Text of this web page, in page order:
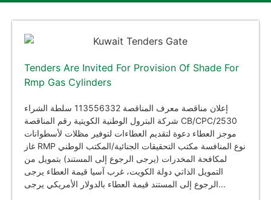
Tenders Are Invited For Provision Of Shade For
Rmp Gas Cylinders
إعلان مناقصة معرف المناقصة 113556332 سلطة الشراء
شركة البترول الوطنية الكويتية رقم المناقصة CB/CPC/2530
موجز العطاء دعوة لتقديم العطاءات لتوفير مظلات لأسطوانات
غاز RMP نوع المنافسة مكتب التحقيقات الجنائية/المكتب الوطني
لمكافحة المخدرات (يرجى الرجوع إلى المستند) بتمويل من
التمويل الذاتي دولة الكويت، غرب آسيا قيمة العطاء يرجى
الرجوع إلى المستند قيمة العطاء بالدولار الأمريكي يرجى...